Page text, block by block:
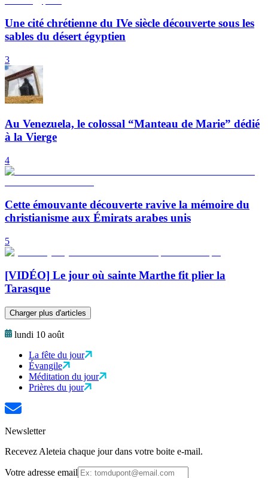
Une cité chrétienne du IVe siècle découverte sous les
sables du désert égyptien
3
Au Venezuela, le colossal “Manteau de Marie” dédié
à la Vierge
4
Cette émouvante découverte ravive la mémoire du
christianisme aux Émirats arabes unis
5
[VIDÉO] Le jour où sainte Marthe fit plier la
Tarasque
Charger plus d'articles
lundi 10 août
La fête du jour
Évangile
Méditation du jour
Prières du jour
Newsletter
Recevez Aleteia chaque jour dans votre boite e-mail.
Votre adresse email